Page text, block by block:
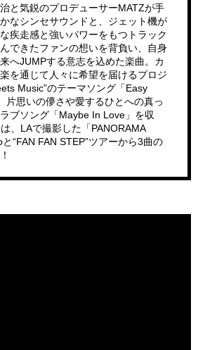
と気鋭のプロデューサーMATZが⼿
なシンセサウンドと、ジェット機が
疾⾛感と強いパワーをもつトラック
できたファンの想いを背負い、⾃⾝
へJUMPする意志を込めた楽曲。カ
を通じて⼈々に希望を届けるプロジ
Music”のテーマソング「Easy
片思いの儚さや愛するひとへの真っ
ブソング「Maybe In Love」を収
、LAで撮影した「PANORAMA
“FAN FAN STEP”ツアーから3曲の